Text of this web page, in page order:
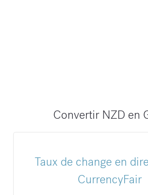
Convertir NZD en
Taux de change en
CurrencyFair